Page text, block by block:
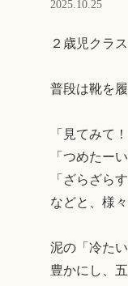
2025.10.25
２歳児クラ
普段は靴を
「見てみて
「つめたー
「ざらざら
などと、様
泥の「冷た
豊かにし、